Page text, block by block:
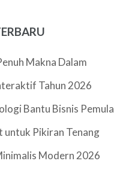
Makna Dalam
Tahun 2026
Bantu Bisnis Pemula
untuk Pikiran Tenang
Modern 2026